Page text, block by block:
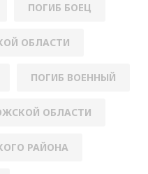
ПОГИБ БОЕЦ
ОБЛАСТИ
ПОГИБ ВОЕННЫЙ
ОБЛАСТИ
РАЙОНА